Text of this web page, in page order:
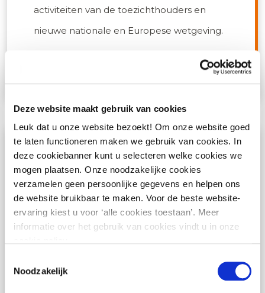
Deze website maakt gebruik van cookies
Leuk dat u onze website bezoekt! Om onze website goed
te laten functioneren maken we gebruik van cookies. In
deze cookiebanner kunt u selecteren welke cookies we
mogen plaatsen. Onze noodzakelijke cookies
verzamelen geen persoonlijke gegevens en helpen ons
de website bruikbaar te maken. Voor de beste website-
ervaring kiest u voor ‘alle cookies toestaan’. Meer
informatie over het gebruik van cookies vindt u in onze
Noodzakelijk
activiteiten van de toezichthouders en
nieuwe nationale en Europese wetgeving.
Datalekken: voorbereiden, herkennen
en reageren - Alleen als Incompany
onbekend
Tijdens deze cursus wordt de huidige stand
datalekken behandeld. Wat precies